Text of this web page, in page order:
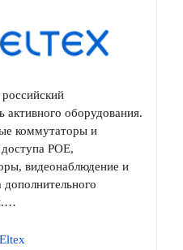
активного оборудования.
коммутаторы и
РОЕ,
видеонаблюдение и